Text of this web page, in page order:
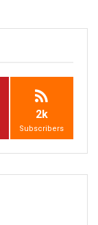
2k
Subscribers